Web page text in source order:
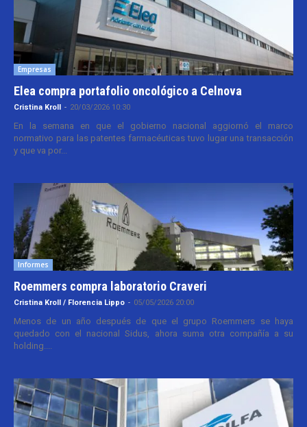
Empresas
Elea compra portafolio oncológico a Celnova
Cristina Kroll - 20/03/2026 10:30
En la semana en que el gobierno nacional aggiornó el marco
normativo para las patentes farmacéuticas tuvo lugar una transacción
y que va por...
Informes
Roemmers compra laboratorio Craveri
Cristina Kroll / Florencia Lippo - 05/05/2026 20:00
Menos de un año después de que el grupo Roemmers se haya
quedado con el nacional Sidus, ahora suma otra compañía a su
holding....